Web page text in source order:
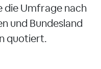
die Umfrage nach
und Bundesland
quotiert.